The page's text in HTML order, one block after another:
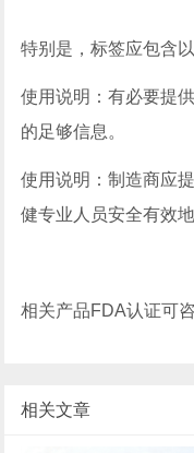
特别是，标签应包含
使用说明：有必要提
的足够信息。
使用说明：制造商应
健专业人员安全有效
相关产品FDA认证可
相关文章